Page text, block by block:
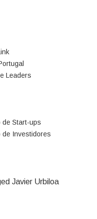
Leaders
de Start-ups
de Investidores
Javier Urbiloa